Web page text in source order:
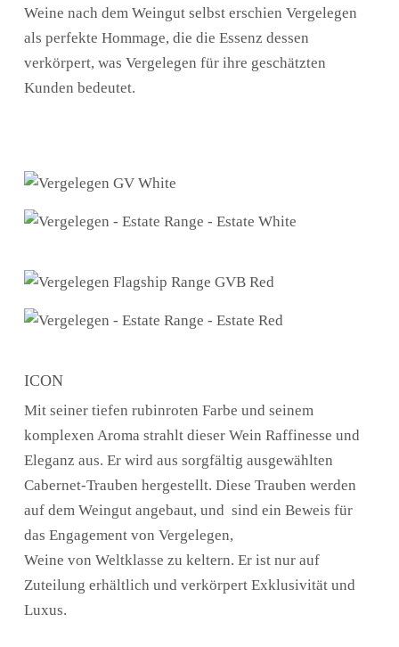
Weine nach dem Weingut selbst erschien Vergelegen
als perfekte Hommage, die die Essenz dessen
verkörpert, was Vergelegen für ihre geschätzten
Kunden bedeutet.
ICON
Mit seiner tiefen rubinroten Farbe und seinem
komplexen Aroma strahlt dieser Wein Raffinesse und
Eleganz aus. Er wird aus sorgfältig ausgewählten
Cabernet-Trauben hergestellt. Diese Trauben werden
auf dem Weingut angebaut, und sind ein Beweis für
das Engagement von Vergelegen,
Weine von Weltklasse zu keltern. Er ist nur auf
Zuteilung erhältlich und verkörpert Exklusivität und
Luxus.